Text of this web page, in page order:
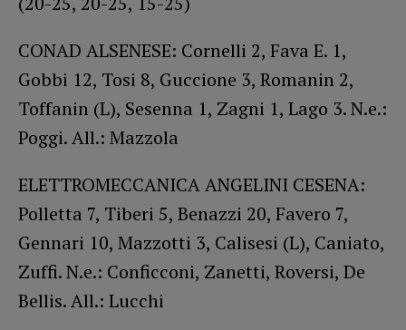
CONAD ALSENESE: Cornelli 2, Fava E. 1,
Gobbi 12, Tosi 8, Guccione 3, Romanin 2,
Toffanin (L), Sesenna 1, Zagni 1, Lago 3. N.e.:
Poggi. All.: Mazzola
ELETTROMECCANICA ANGELINI CESENA:
Polletta 7, Tiberi 5, Benazzi 20, Favero 7,
Gennari 10, Mazzotti 3, Calisesi (L), Caniato,
Zuffi. N.e.: Conficconi, Zanetti, Roversi, De
Bellis. All.: Lucchi